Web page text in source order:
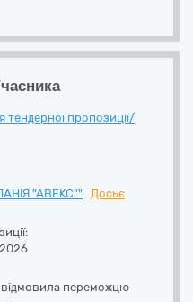
тендерної пропозиції/
"АВЕКС""
Досьє
відмовила переможцю